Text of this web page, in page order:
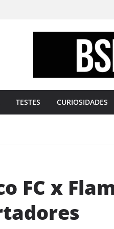
sua
Mente
TESTES CURIOSIDADES
FC x